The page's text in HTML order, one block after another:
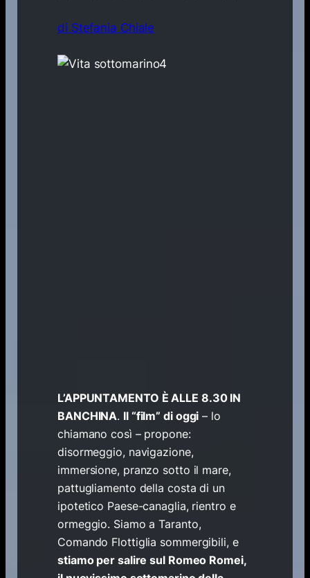
di Stefania Chiale
L’APPUNTAMENTO È ALLE 8.30 IN
BANCHINA. Il “film” di oggi – lo
chiamano così – propone:
disormeggio, navigazione,
immersione, pranzo sotto il mare,
pattugliamento della costa di un
ipotetico Paese-canaglia, rientro e
ormeggio. Siamo a Taranto,
Comando Flottiglia sommergibili, e
stiamo per salire sul Romeo Romei,